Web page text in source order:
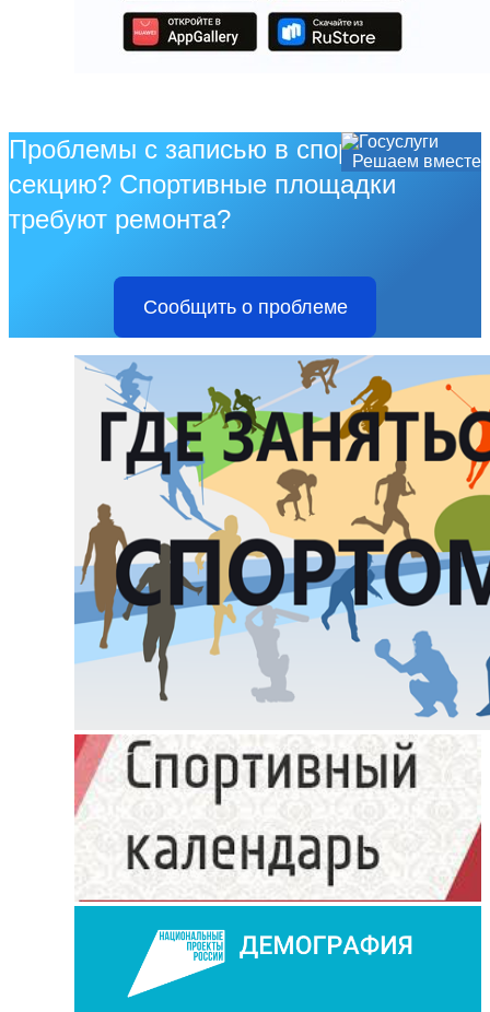
Решаем вместе
Проблемы с записью в спортивную
секцию? Спортивные площадки
требуют ремонта?
Сообщить о проблеме